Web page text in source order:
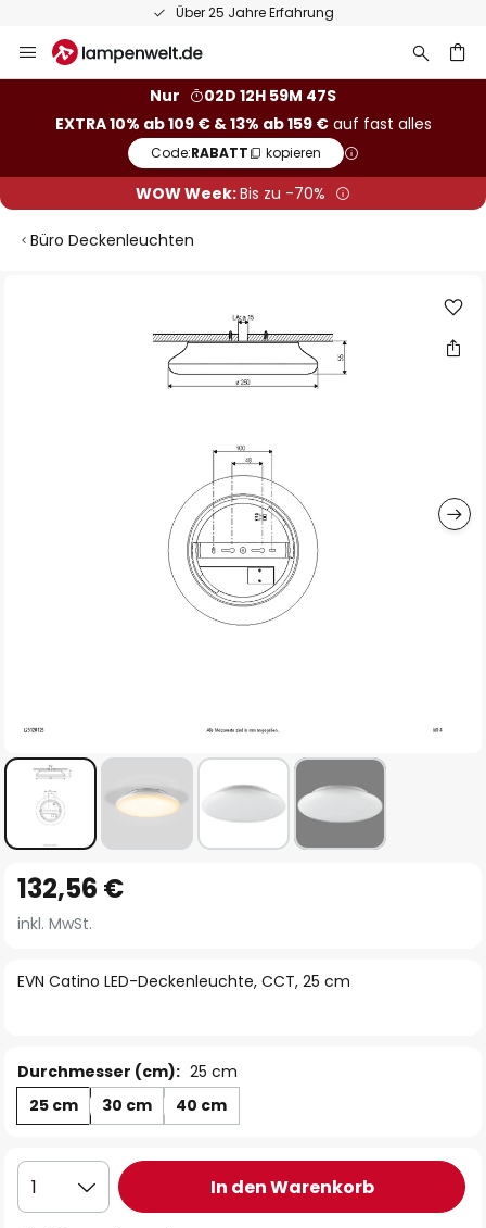
50 Tage kostenlose Retoure
Inhalt
Nur
02D 12H 59M 47S
EXTRA 10% ab 109 € & 13% ab 159 €auf fast alles
Code:RABATT kopieren
WOW Week:Bis zu -70%
Büro Deckenleuchten
Anfang
der
springen
EVN Catino LED-Deckenleuchte, CCT, 25 cm
132,56 €
inkl. MwSt.
Durchmesser (cm): 25 cm
25 cm
30 cm 40 cm
1 In den Warenkorb